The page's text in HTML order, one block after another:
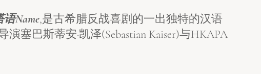
Name,是古希腊反战喜剧的一出独特的汉语
塞巴斯蒂安·凯泽(Sebastian Kaiser)与HKAPA